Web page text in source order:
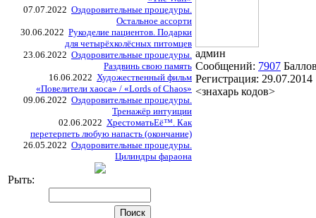
07.07.2022 Оздоровительные процедуры.
Остальное ассорти
30.06.2022 Рукоделие пациентов. Подарки
для четырёхколёсных питомцев
23.06.2022 Оздоровительные процедуры.
Раздвинь свою память
16.06.2022 Художественный фильм
«Повелители хаоса» / «Lords of Chaos»
09.06.2022 Оздоровительные процедуры.
Тренажёр интуиции
02.06.2022 ХрестоматьЕё™. Как
перетерпеть любую напасть (окончание)
26.05.2022 Оздоровительные процедуры.
Цилиндры фараона
Рыть:
админ
Сообщений: 7907
Регистрация: 29.07.2014
<знахарь кодов>